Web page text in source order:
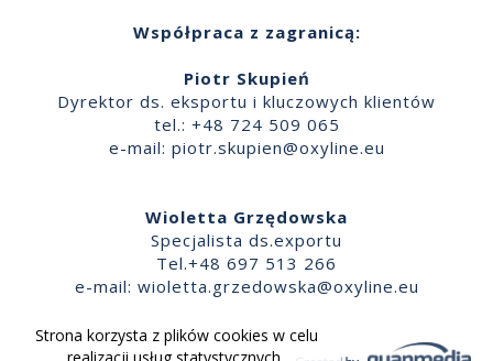
Współpraca z zagranicą:
Piotr Skupień
Dyrektor ds. eksportu i kluczowych klientów
tel.: +48 724 509 065
e-mail: piotr.skupien@oxyline.eu
Wioletta Grzędowska
Specjalista ds.exportu
Tel.+48 697 513 266
e-mail: wioletta.grzedowska@oxyline.eu
Strona korzysta z plików cookies w celu